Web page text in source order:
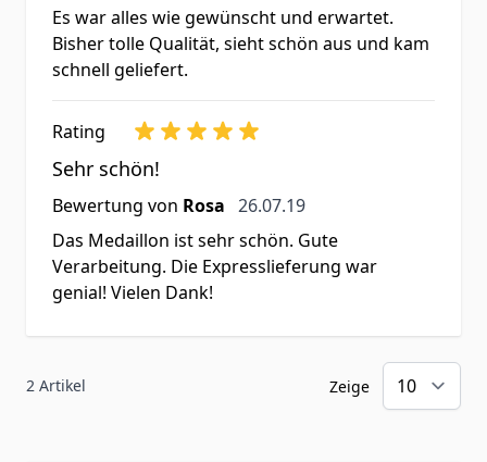
Es war alles wie gewünscht und erwartet.
Bisher tolle Qualität, sieht schön aus und kam
schnell geliefert.
Rating
Sehr schön!
Bewertung von Rosa 26. Juli 2019
26.07.19
Das Medaillon ist sehr schön. Gute
Verarbeitung. Die Expresslieferung war
genial! Vielen Dank!
2 Artikel Zeige